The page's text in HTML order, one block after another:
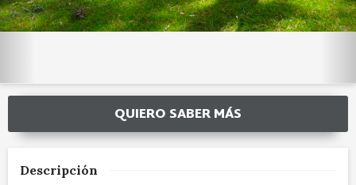
QUIERO SABER MÁS
Descripción